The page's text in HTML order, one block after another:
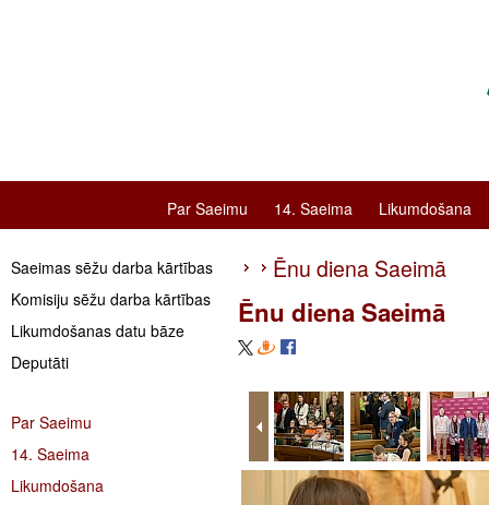
Par Saeimu 14. Saeima Likumdošana
Saeimas sēžu darba kārtības
Komisiju sēžu darba kārtības
Likumdošanas datu bāze
Deputāti
Par Saeimu
14. Saeima
Likumdošana
Ēnu diena Saeimā
Ēnu diena Saeimā